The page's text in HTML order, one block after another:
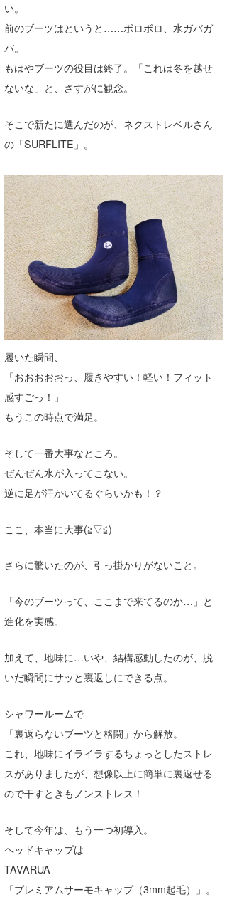
い。
前のブーツはというと……ボロボロ、水ガバガ
バ。
もはやブーツの役目は終了。「これは冬を越せ
ないな」と、さすがに観念。
そこで新たに選んだのが、ネクストレベルさん
の「SURFLITE」。
履いた瞬間、
「おおおおおっ、履きやすい！軽い！フィット
感すごっ！」
もうこの時点で満足。
そして一番大事なところ。
ぜんぜん水が入ってこない。
逆に足が汗かいてるぐらいかも！？
ここ、本当に大事(≧▽≦)
さらに驚いたのが、引っ掛かりがないこと。
「今のブーツって、ここまで来てるのか…」と
進化を実感。
加えて、地味に…いや、結構感動したのが、脱
いだ瞬間にサッと裏返しにできる点。
シャワールームで
「裏返らないブーツと格闘」から解放。
これ、地味にイライラするちょっとしたストレ
スがありましたが、想像以上に簡単に裏返せる
ので干すときもノンストレス！
そして今年は、もう一つ初導入。
ヘッドキャップは
TAVARUA
「プレミアムサーモキャップ（3mm起毛）」。
熊谷素子
植村未来
NOBUFUKU
大野”MAR”修聖
ECE
G◎Da
H
KOBU
KY
MIN
mitz
OYZ
S.K
Soulman
waka☆=
YUKI☆
たっちー
まっきー
三輪予報士
小川予報士
上田純子
上條将美
唐澤予報士
SancheZ
ゴン
米山予報士
wanda
予報士 hiro.
banpaku
Mr.K